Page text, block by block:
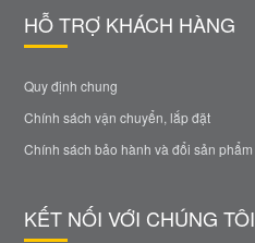
HỖ TRỢ KHÁCH HÀNG
Quy định chung
Chính sách vận chuyển, lắp đặt
Chính sách bảo hành và đổi sản phẩm
KẾT NỐI VỚI CHÚNG TÔI